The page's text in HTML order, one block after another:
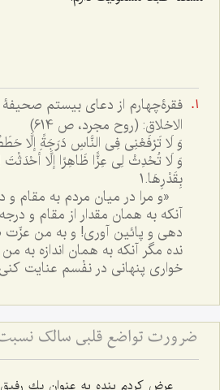
فقرۀچهارم از دعاى بيستم
الاخلاق: (روح مجرد، ص 614)
وَ لَا تَرْفَعْنِى فِى النَّاسِ دَرَجَةً إلَّا
وَ لَا تُحْدِثْ لِى عِزًّا ظَاهِرًا إلَّا
بِقَدْرِهَا.1
«و مرا در میان مردم به مقام و
آنكه به همان مقدار از مقام و
دهى و پائین آورى! و به من عزّت
نده مگر آنكه به همان اندازه به
خوارى پنهانى در نفْسم عنایت
عرض كردم بنده به عنوان یك